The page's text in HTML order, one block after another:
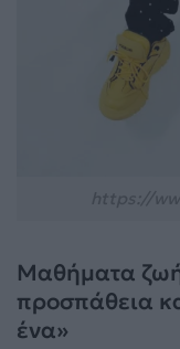
Μαθήματα
προσπάθεια
ένα»